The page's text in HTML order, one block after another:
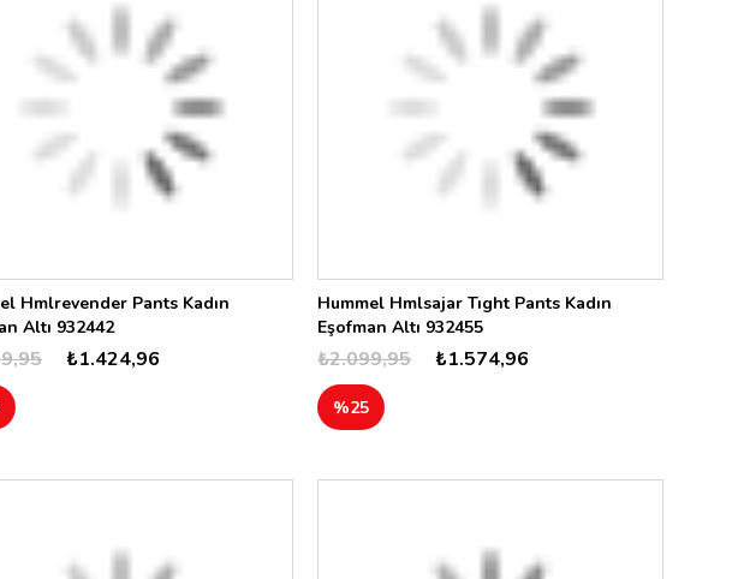
Hmlrevender Pants Kadın
Altı 932442
₺1.424,96
Hummel Hmlsajar Tıght Pants Kadın
Eşofman Altı 932455
₺1.574,96
₺2.099,95
%25